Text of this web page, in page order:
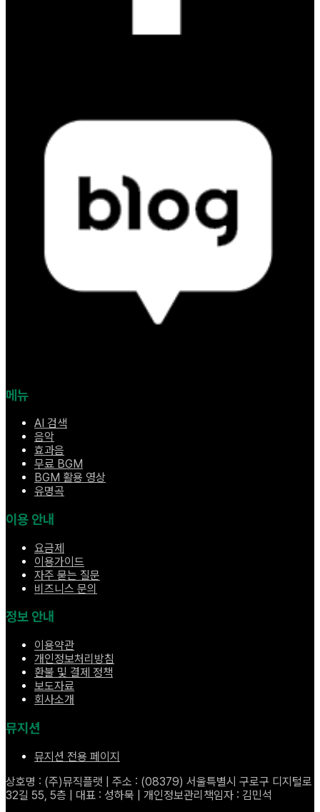
메뉴
AI 검색
음악
효과음
무료 BGM
BGM 활용 영상
유명곡
이용 안내
요금제
이용가이드
자주 묻는 질문
비즈니스 문의
정보 안내
이용약관
개인정보처리방침
환불 및 결제 정책
보도자료
회사소개
뮤지션
뮤지션 전용 페이지
상호명 : (주)뮤직플랫 | 주소 : (08379) 서울특별시 구로구 디지털로
32길 55, 5층 | 대표 : 성하묵 | 개인정보관리책임자 : 김민석